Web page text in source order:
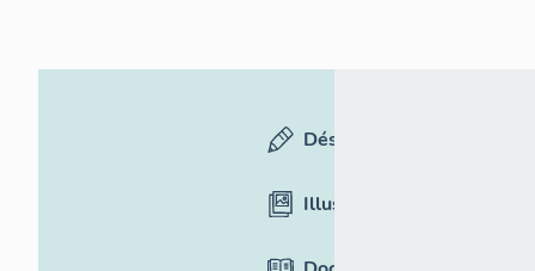
Désignation
Illustrations